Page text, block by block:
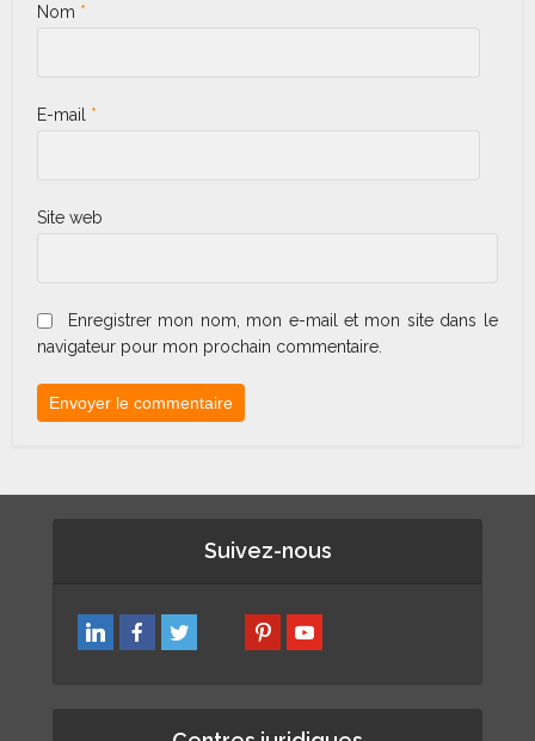
Nom *
E-mail *
Site web
Enregistrer mon nom, mon e-mail et mon site dans le
navigateur pour mon prochain commentaire.
Suivez-nous